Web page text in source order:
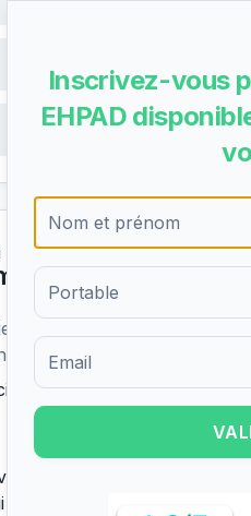
6.10
6.10€/jour
de nuit
:
Disponible
un ou
la
Inscrivez-vous
EHPAD
Formulaire d'inscription pour